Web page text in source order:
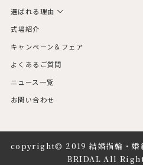
選ばれる理由
式場紹介
キャンペーン＆フェア
よくあるご質問
ニュース一覧
お問い合わせ
copyright© 2019結婚指輪・
BRIDAL All